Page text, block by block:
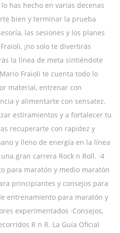
has hecho en varias decenas
bien y terminar la prueba
las sesiones y los planes
¡no solo te divertirás
la línea de meta sintiéndote
Fraioli te cuenta todo lo
material, entrenar con
y alimentarte con sensatez.
estiramientos y a fortalecer tu
recuperarte con rapidez y
y lleno de energía en la línea
gran carrera Rock n Roll. ·4
para maratón y medio maratón
principiantes y consejos para
entrenamiento para maratón y
experimentados ·Consejos,
R n R. La Guía Oficial